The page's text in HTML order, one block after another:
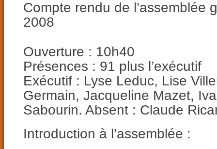
Compte rendu de l’assemblée
2008
Ouverture : 10h40
Présences : 91 plus l’exécutif
Exécutif : Lyse Leduc, Lise
Germain, Jacqueline Mazet,
Sabourin. Absent : Claude
Introduction à l’assemblée :